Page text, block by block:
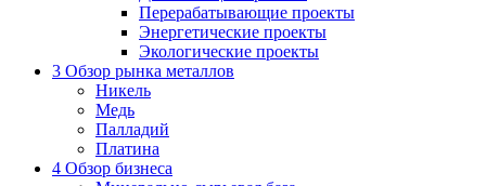
Перерабатывающие проекты
Энергетические проекты
Экологические проекты
3 Обзор рынка металлов
Никель
Медь
Палладий
Платина
4 Обзор бизнеса